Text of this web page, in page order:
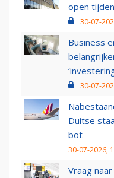
open
30-07-
Business
30-07-
Duitse
bot
30-07-2026,
Vraag